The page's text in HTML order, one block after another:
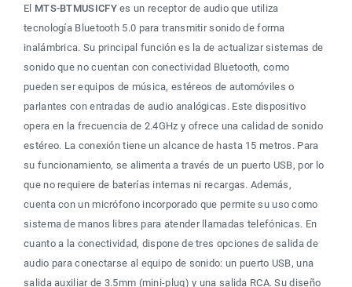
El MTS-BTMUSICFY es un receptor de audio que utiliza
tecnología Bluetooth 5.0 para transmitir sonido de forma
inalámbrica. Su principal función es la de actualizar sistemas de
sonido que no cuentan con conectividad Bluetooth, como
pueden ser equipos de música, estéreos de automóviles o
parlantes con entradas de audio analógicas. Este dispositivo
opera en la frecuencia de 2.4GHz y ofrece una calidad de sonido
estéreo. La conexión tiene un alcance de hasta 15 metros. Para
su funcionamiento, se alimenta a través de un puerto USB, por lo
que no requiere de baterías internas ni recargas. Además,
cuenta con un micrófono incorporado que permite su uso como
sistema de manos libres para atender llamadas telefónicas. En
cuanto a la conectividad, dispone de tres opciones de salida de
audio para conectarse al equipo de sonido: un puerto USB, una
salida auxiliar de 3.5mm (mini-plug) y una salida RCA. Su diseño